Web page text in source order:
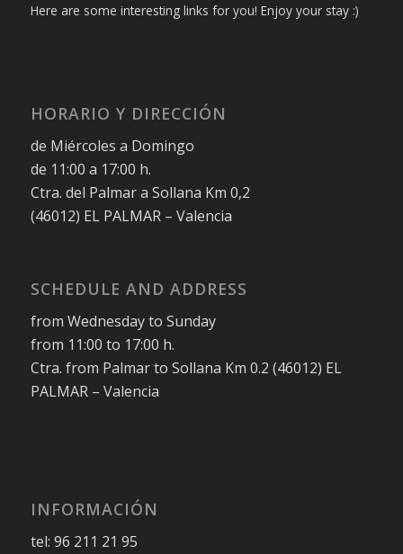
Here are some interesting links for you! Enjoy your stay :)
HORARIO Y DIRECCIÓN
de Miércoles a Domingo
de 11:00 a 17:00 h.
Ctra. del Palmar a Sollana Km 0,2
(46012) EL PALMAR – Valencia
SCHEDULE AND ADDRESS
from Wednesday to Sunday
from 11:00 to 17:00 h.
Ctra. from Palmar to Sollana Km 0.2 (46012) EL
PALMAR – Valencia
INFORMACIÓN
tel: 96 211 21 95